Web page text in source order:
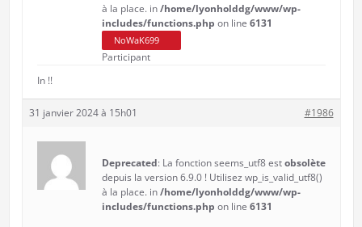
à la place. in/home/lyonholddg/www/wp-
includes/functions.php on line 6131
NoWaK699
Participant
In !!
31 janvier 2024 à 15h01 #1986
Deprecated: La fonction seems_utf8 estobsolète
depuis la version 6.9.0 ! Utilisez wp_is_valid_utf8()
à la place. in/home/lyonholddg/www/wp-
includes/functions.php on line 6131